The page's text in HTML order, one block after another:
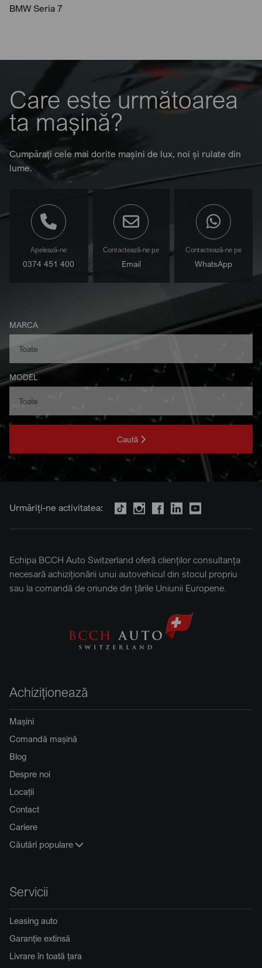
BMW Seria 7
Care este următoarea
ta mașină?
Cumpărați cele mai dorite mașini de lux, noi și rulate din
lume.
Apelează-ne
0374 451 400
Contactează-ne pe
Email
Contactează-ne pe
WhatsApp
MARCA
MODEL
Caută
Urmăriți-ne activitatea:
Echipa BCCH Auto Switzerland oferă clienților consultanța
necesară achiziționării unui autovehicul din stocul propriu
sau la comandă de oriunde din țările Uniunii Europene.
Achiziționează
Mașini
Comandă mașină
Blog
Despre noi
Locații
Contact
Cariere
Căutări populare
Servicii
Leasing auto
Garanție extinsă
Livrare în toată țara